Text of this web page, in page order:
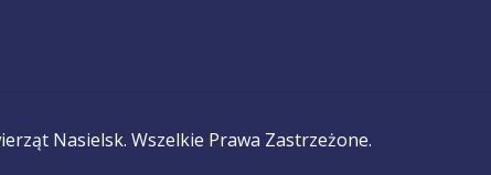
Nasielsk. Wszelkie Prawa Zastrzeżone.